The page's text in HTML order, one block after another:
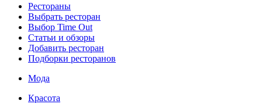
Рестораны
Выбрать ресторан
Выбор Time Out
Статьи и обзоры
Добавить ресторан
Подборки ресторанов
Мода
Красота